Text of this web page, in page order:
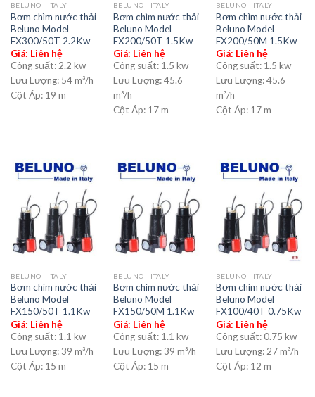
BELUNO - ITALY
Bơm chìm nước thải
Beluno Model
FX300/50T 2.2Kw
Giá: Liên hệ
Công suất:2.2 kw
Lưu Lượng: 54 m³/h
Cột Áp: 19 m
BELUNO - ITALY
Bơm chìm nước thải
Beluno Model
FX200/50T 1.5Kw
Giá: Liên hệ
Công suất: 1.5 kw
Lưu Lượng:45.6
m³/h
Cột Áp: 17 m
BELUNO - ITALY
Bơm chìm nước thải
Beluno Model
FX200/50M 1.5Kw
Giá: Liên hệ
Công suất: 1.5 kw
Lưu Lượng:45.6
m³/h
Cột Áp: 17 m
BELUNO - ITALY
Bơm chìm nước thải
Beluno Model
FX150/50T 1.1Kw
Giá: Liên hệ
Công suất: 1.1 kw
Lưu Lượng:39 m³/h
Cột Áp: 15 m
BELUNO - ITALY
Bơm chìm nước thải
Beluno Model
FX150/50M 1.1Kw
Giá: Liên hệ
Công suất: 1.1 kw
Lưu Lượng:39 m³/h
Cột Áp: 15 m
BELUNO - ITALY
Bơm chìm nước thải
Beluno Model
FX100/40T 0.75Kw
Giá: Liên hệ
Công suất:0.75 kw
Lưu Lượng: 27 m³/h
Cột Áp: 12 m